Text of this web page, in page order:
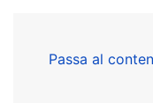
Passa al